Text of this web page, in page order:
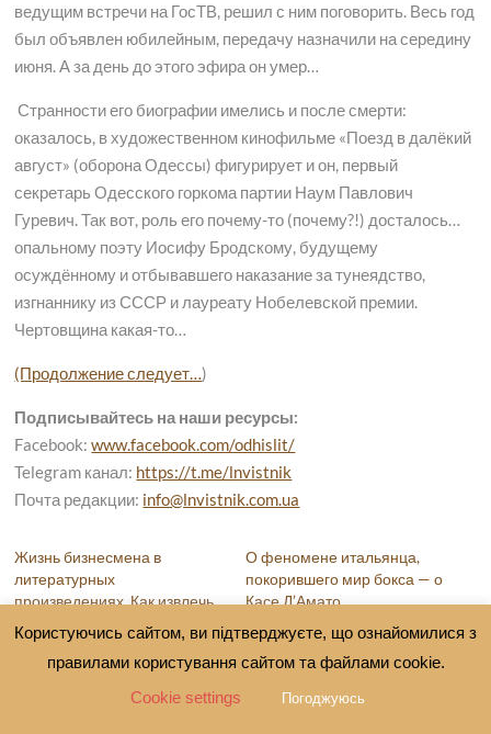
ведущим встречи на ГосТВ, решил с ним поговорить. Весь год
был объявлен юбилейным, передачу назначили на середину
июня. А за день до этого эфира он умер…
Странности его биографии имелись и после смерти:
оказалось, в художественном кинофильме «Поезд в далёкий
август» (оборона Одессы) фигурирует и он, первый
секретарь Одесского горкома партии Наум Павлович
Гуревич. Так вот, роль его почему-то (почему?!) досталось…
опальному поэту Иосифу Бродскому, будущему
осуждённому и отбывавшего наказание за тунеядство,
изгнаннику из СССР и лауреату Нобелевской премии.
Чертовщина какая-то…
(Продолжение следует…)
Подписывайтесь на наши ресурсы:
Facebook:www.facebook.com/odhislit/
Telegram канал: https://t.me/lnvistnik
Почта редакции: info@lnvistnik.com.ua
Жизнь бизнесмена в
литературных
произведениях. Как извлечь
пользу?
В "Что нового?"
О феномене итальянца,
покорившего мир бокса — о
Касе Д’Амато
В "Жизнь известных людей"
ДЛИНОЙ В ЖИЗНЬ…
Користуючись сайтом, ви підтверджуєте, що ознайомилися з
правилами користування сайтом та файлами cookie.
Cookie settings
Погоджуюсь